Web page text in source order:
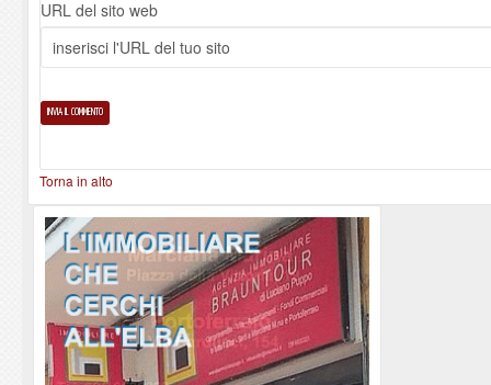
URL del sito web
Torna in alto